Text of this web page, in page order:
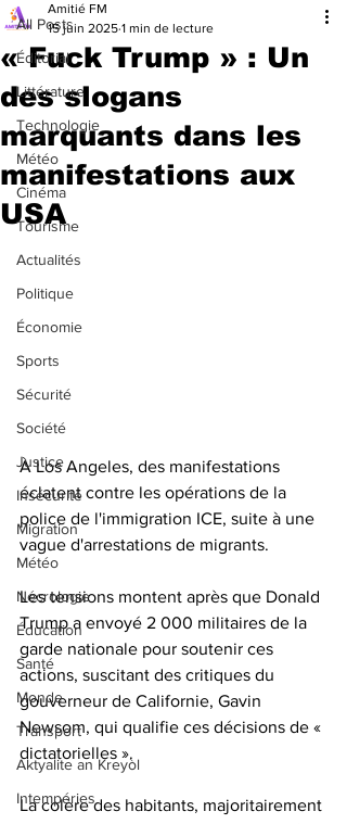
All Posts
Éditorial
Littérature
Technologie
Météo
Cinéma
Tourisme
Actualités
Politique
Économie
Sports
Sécurité
Société
Justice
Insécurité
Migration
Météo
Nécrologie
Éducation
Santé
Monde
Transport
Aktyalite an Kreyòl
Intempéries
« Fuck Trump » : Un
des slogans
marquants dans les
manifestations aux
USA
Amitié FM
15 juin 2025 1 min de lecture
À Los Angeles, des manifestations
éclatent contre les opérations de la
police de l'immigration ICE, suite à une
vague d'arrestations de migrants.
Les tensions montent après que Donald
Trump a envoyé 2 000 militaires de la
garde nationale pour soutenir ces
actions, suscitant des critiques du
gouverneur de Californie, Gavin
Newsom, qui qualifie ces décisions de «
dictatorielles ».
La colère des habitants, majoritairement